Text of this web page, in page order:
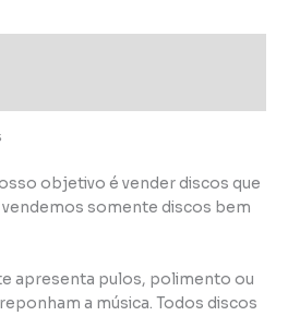
objetivo é vender discos que
somente discos bem
apresenta pulos, polimento ou
a música. Todos discos